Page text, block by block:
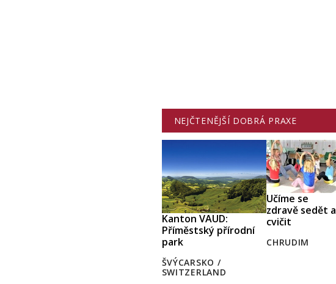
NEJČTENĚJŠÍ DOBRÁ PRAXE
Kanton VAUD:
Příměstský přírodní
park
ŠVÝCARSKO /
SWITZERLAND
Učíme se
zdravě sedět a
cvičit
CHRUDIM